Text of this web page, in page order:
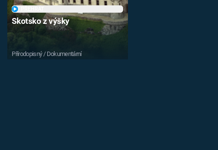
Skotsko z výšky
Přírodopisný / Dokumentární